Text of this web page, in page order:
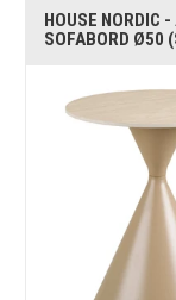
HOUSE NORDIC -
SOFABORD Ø50